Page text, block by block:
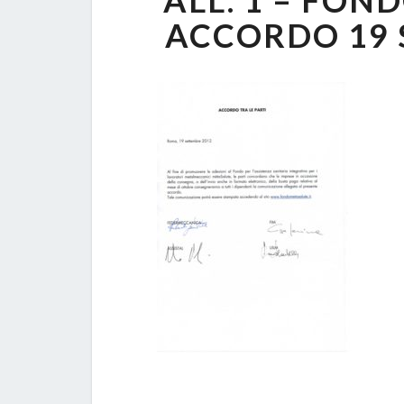
ACCORDO 19